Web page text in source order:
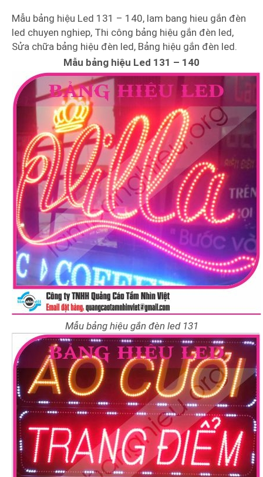
Mẫu bảng hiệu Led 131 – 140, lam bang hieu gắn đèn
led chuyen nghiep, Thi công bảng hiệu gắn đèn led,
Sửa chữa bảng hiệu đèn led, Bảng hiệu gắn đèn led.
Mẫu bảng hiệu Led 131 – 140
Mẫu bảng hiệu gắn đèn led 131